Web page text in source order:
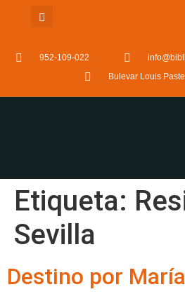
952-109-022
Bulevar Louis
Etiqueta:
Sevilla
Destino por